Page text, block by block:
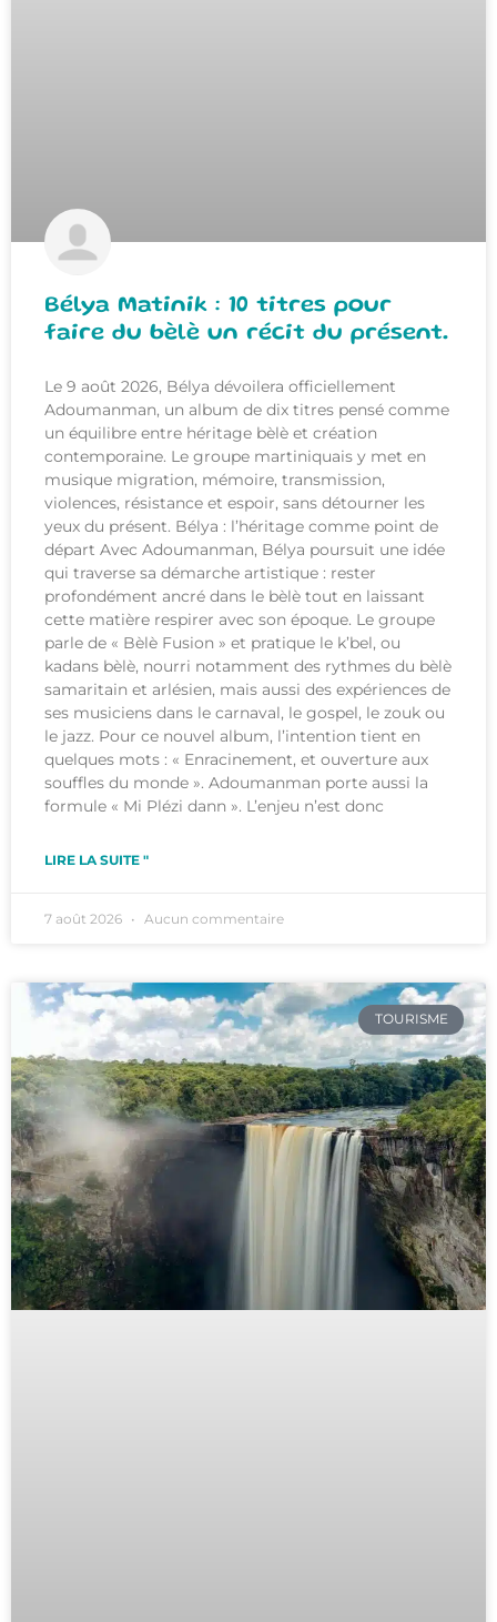
Bélya Matinik : 10 titres pour
faire du bèlè un récit du présent.
Le 9 août 2026, Bélya dévoilera officiellement
Adoumanman, un album de dix titres pensé comme
un équilibre entre héritage bèlè et création
contemporaine. Le groupe martiniquais y met en
musique migration, mémoire, transmission,
violences, résistance et espoir, sans détourner les
yeux du présent. Bélya : l’héritage comme point de
départ Avec Adoumanman, Bélya poursuit une idée
qui traverse sa démarche artistique : rester
profondément ancré dans le bèlè tout en laissant
cette matière respirer avec son époque. Le groupe
parle de « Bèlè Fusion » et pratique le k’bel, ou
kadans bèlè, nourri notamment des rythmes du bèlè
samaritain et arlésien, mais aussi des expériences de
ses musiciens dans le carnaval, le gospel, le zouk ou
le jazz. Pour ce nouvel album, l’intention tient en
quelques mots : « Enracinement, et ouverture aux
souffles du monde ». Adoumanman porte aussi la
formule « Mi Plézi dann ». L’enjeu n’est donc
LIRE LA SUITE "
7 août 2026 Aucun commentaire
TOURISME